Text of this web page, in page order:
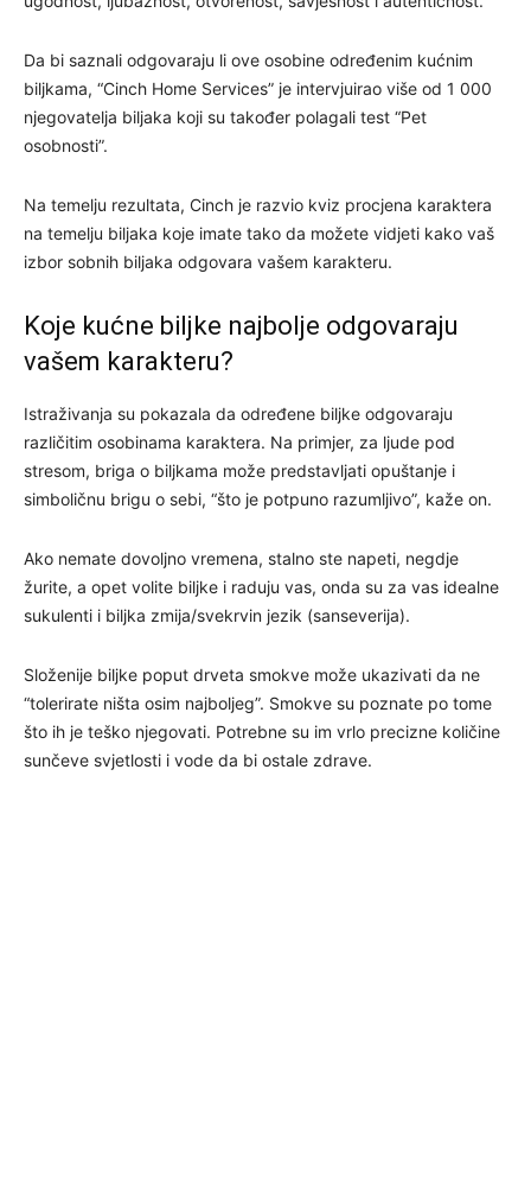
Da bi saznali odgovaraju li ove osobine određenim kućnim
biljkama, “Cinch Home Services” je intervjuirao više od 1 000
njegovatelja biljaka koji su također polagali test “Pet
osobnosti”.
Na temelju rezultata, Cinch je razvio kviz procjena karaktera
na temelju biljaka koje imate tako da možete vidjeti kako vaš
izbor sobnih biljaka odgovara vašem karakteru.
Koje kućne biljke najbolje odgovaraju
vašem karakteru?
Istraživanja su pokazala da određene biljke odgovaraju
različitim osobinama karaktera. Na primjer, za ljude pod
stresom, briga o biljkama može predstavljati opuštanje i
simboličnu brigu o sebi, “što je potpuno razumljivo”, kaže on.
Ako nemate dovoljno vremena, stalno ste napeti, negdje
žurite, a opet volite biljke i raduju vas, onda su za vas idealne
sukulenti i biljka zmija/svekrvin jezik (sanseverija).
Složenije biljke poput drveta smokve može ukazivati da ne
“tolerirate ništa osim najboljeg”. Smokve su poznate po tome
što ih je teško njegovati. Potrebne su im vrlo precizne količine
sunčeve svjetlosti i vode da bi ostale zdrave.